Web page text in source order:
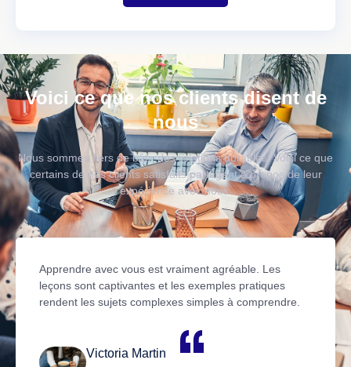
Voici ce que nos clients disent de
nous
Nous sommes fiers de bâtir des relations durables. Voici ce que
certains de nos clients satisfaits partagent à propos de leur
expérience avec nous.
Apprendre avec vous est vraiment agréable. Les
leçons sont captivantes et les exemples pratiques
rendent les sujets complexes simples à comprendre.
Victoria Martin